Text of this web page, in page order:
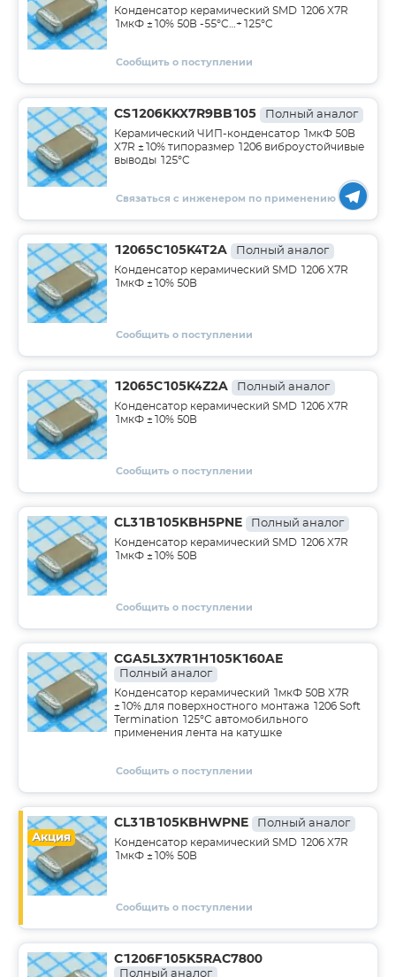
Конденсатор керамический SMD 1206 X7R
1мкФ ±10% 50В -55°C…+125°C
Сообщить о поступлении
CS1206KKX7R9BB105 Полный аналог
Керамический ЧИП-конденсатор 1мкФ 50В
X7R ±10% типоразмер 1206 виброустойчивые
выводы 125°C
Связаться с инженером по применению
12065C105K4T2A Полный аналог
Конденсатор керамический SMD 1206 X7R
1мкФ ±10% 50В
Сообщить о поступлении
12065C105K4Z2A Полный аналог
Конденсатор керамический SMD 1206 X7R
1мкФ ±10% 50В
Сообщить о поступлении
CL31B105KBH5PNE Полный аналог
Конденсатор керамический SMD 1206 X7R
1мкФ ±10% 50В
Сообщить о поступлении
CGA5L3X7R1H105K160AE
Полный аналог
Конденсатор керамический 1мкФ 50В X7R
±10% для поверхностного монтажа 1206 Soft
Termination 125°С автомобильного
применения лента на катушке
Сообщить о поступлении
Акция
CL31B105KBHWPNE Полный аналог
Конденсатор керамический SMD 1206 X7R
1мкФ ±10% 50В
Сообщить о поступлении
C1206F105K5RAC7800
Полный аналог